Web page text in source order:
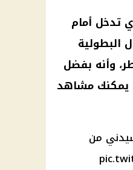
تدخل أمام
البطولية
وأنه بفضل
يمكنك مشاهد
من